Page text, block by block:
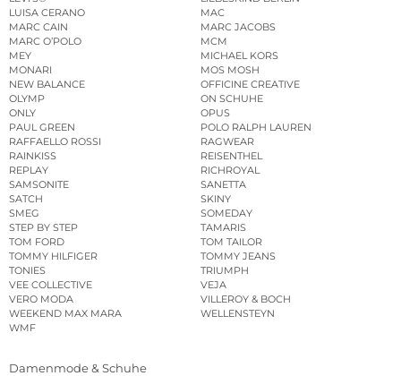
LUISA CERANO
MAC
MARC CAIN
MARC JACOBS
MARC O’POLO
MCM
MEY
MICHAEL KORS
MONARI
MOS MOSH
NEW BALANCE
OFFICINE CREATIVE
OLYMP
ON SCHUHE
ONLY
OPUS
PAUL GREEN
POLO RALPH LAUREN
RAFFAELLO ROSSI
RAGWEAR
RAINKISS
REISENTHEL
REPLAY
RICHROYAL
SAMSONITE
SANETTA
SATCH
SKINY
SMEG
SOMEDAY
STEP BY STEP
TAMARIS
TOM FORD
TOM TAILOR
TOMMY HILFIGER
TOMMY JEANS
TONIES
TRIUMPH
VEE COLLECTIVE
VEJA
VERO MODA
VILLEROY & BOCH
WEEKEND MAX MARA
WELLENSTEYN
WMF
Damenmode & Schuhe